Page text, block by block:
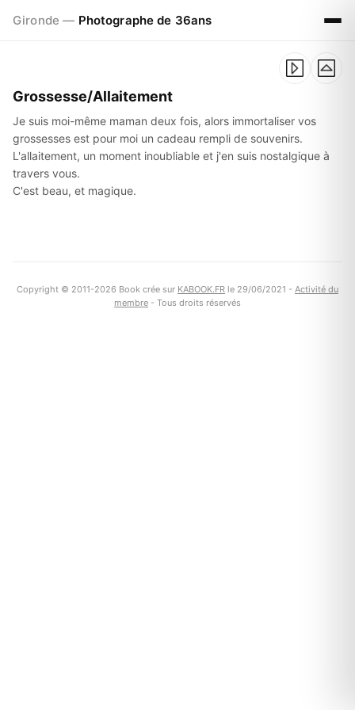
Gironde — Photographe de 36ans
Grossesse/Allaitement
Je suis moi-même maman deux fois, alors immortaliser vos
grossesses est pour moi un cadeau rempli de souvenirs.
L'allaitement, un moment inoubliable et j'en suis nostalgique à
travers vous.
C'est beau, et magique.
Copyright © 2011-2026 Book crée sur KABOOK.FR le 29/06/2021 - Activité du
membre - Tous droits réservés